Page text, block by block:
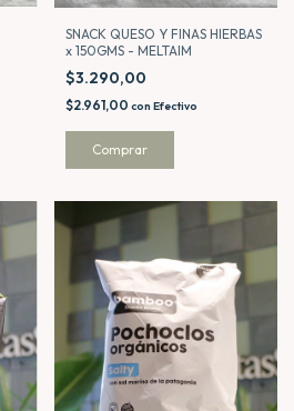
SNACK QUESO Y FINAS HIERBAS
x 150GMS - MELTAIM
$3.290,00
$2.961,00 con Efectivo